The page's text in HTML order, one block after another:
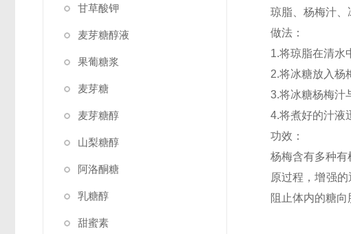
甘草酸钾
麦芽糖醇液
果葡糖浆
麦芽糖
麦芽糖醇
山梨糖醇
阿洛酮糖
乳糖醇
甜蜜素
琼脂、杨梅汁、
做法：
1.将琼脂在清水
2.将冰糖放入杨
3.将冰糖杨梅汁
4.将煮好的汁液
功效：
杨梅含有多种
原过程，增强
阻止体内的糖